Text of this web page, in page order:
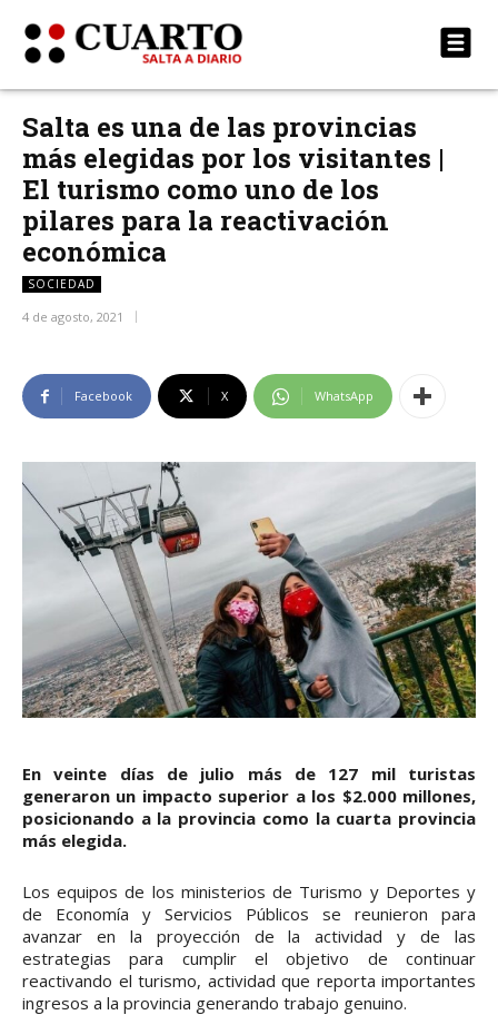
Salta es una de las provincias
más elegidas por los visitantes |
El turismo como uno de los
pilares para la reactivación
económica
SOCIEDAD
4 de agosto, 2021
Facebook X WhatsApp
En veinte días de julio más de 127 mil turistas
generaron un impacto superior a los $2.000 millones,
posicionando a la provincia como la cuarta provincia
más elegida.
Los equipos de los ministerios de Turismo y Deportes y
de Economía y Servicios Públicos se reunieron para
avanzar en la proyección de la actividad y de las
estrategias para cumplir el objetivo de continuar
reactivando el turismo, actividad que reporta importantes
ingresos a la provincia generando trabajo genuino.